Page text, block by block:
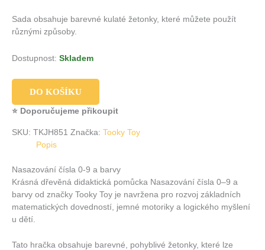
Sada obsahuje barevné kulaté žetonky, které můžete použít
různými způsoby.
Dostupnost: Skladem
DO KOŠÍKU
⭐ Doporučujeme přikoupit
SKU: TKJH851 Značka: Tooky Toy
Popis
Nasazování čísla 0-9 a barvy
Krásná dřevěná didaktická pomůcka Nasazování čísla 0–9 a
barvy od značky Tooky Toy je navržena pro rozvoj základních
matematických dovedností, jemné motoriky a logického myšlení
u dětí.
Tato hračka obsahuje barevné, pohyblivé žetonky, které lze